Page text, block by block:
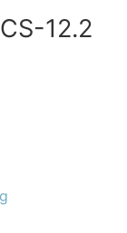
12.2